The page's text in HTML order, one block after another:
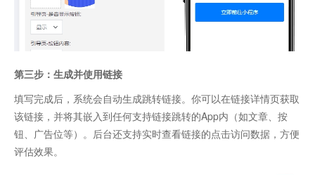
第三步：生成并使用链接
填写完成后，系统会自动生成跳转链接。你可以在链接详情页获取
该链接，并将其嵌入到任何支持链接跳转的App内（如文章、按
钮、广告位等）。后台还支持实时查看链接的点击访问数据，方便
评估效果。